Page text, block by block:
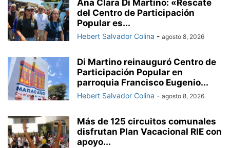
Ana Clara Di Martino: «Rescate
del Centro de Participación
Popular es...
Hebert Salvador Colina - agosto 8, 2026
Di Martino reinauguró Centro de
Participación Popular en
parroquia Francisco Eugenio...
Hebert Salvador Colina - agosto 8, 2026
Más de 125 circuitos comunales
disfrutan Plan Vacacional RIE con
apoyo...